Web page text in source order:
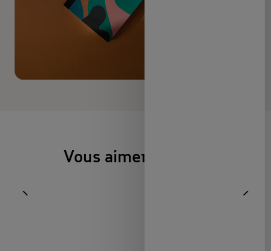
Vous aimerez aussi
Aller à l'élément précédent